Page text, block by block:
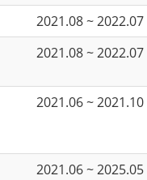
2021.08 ~ 2022.07
2021.08 ~ 2022.07
2021.06 ~ 2021.10
2021.06 ~ 2025.05